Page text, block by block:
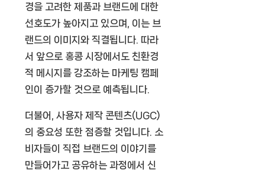
경을 고려한 제품과 브랜드에 대한
선호도가 높아지고 있으며, 이는 브
랜드의 이미지와 직결됩니다. 따라
서 앞으로 홍콩 시장에서도 친환경
적 메시지를 강조하는 마케팅 캠페
인이 증가할 것으로 예측됩니다.
더불어, 사용자 제작 콘텐츠(UGC)
의 중요성 또한 점증할 것입니다. 소
비자들이 직접 브랜드의 이야기를
만들어가고 공유하는 과정에서 신